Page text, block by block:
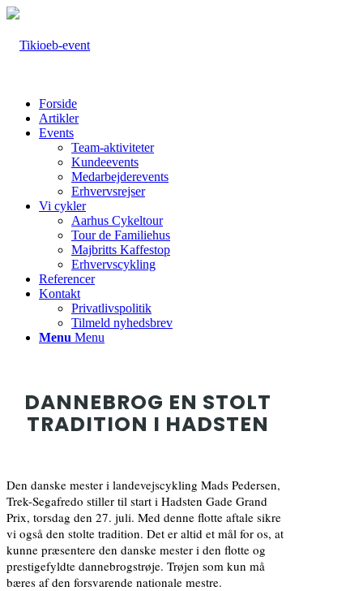
Forside
Artikler
Events
Team-aktiviteter
Kundeevents
Medarbejderevents
Erhvervsrejser
Vi cykler
Aarhus Cykeltour
Tour de Familiehus
Majbritts Kaffestop
Erhvervscykling
Referencer
Kontakt
Privatlivspolitik
Tilmeld nyhedsbrev
Menu Menu
DANNEBROG EN STOLT
TRADITION I HADSTEN
Den danske mester i landevejscykling Mads Pedersen,
Trek-Segafredo stiller til start i Hadsten Gade Grand
Prix, torsdag den 27. juli. Med denne flotte aftale sikre
vi også den stolte tradition. Det er altid et mål for os, at
kunne præsentere den danske mester i den flotte og
prestigefyldte dannebrogstrøje. Trøjen som kun må
bæres af den forsvarende nationale mestre.